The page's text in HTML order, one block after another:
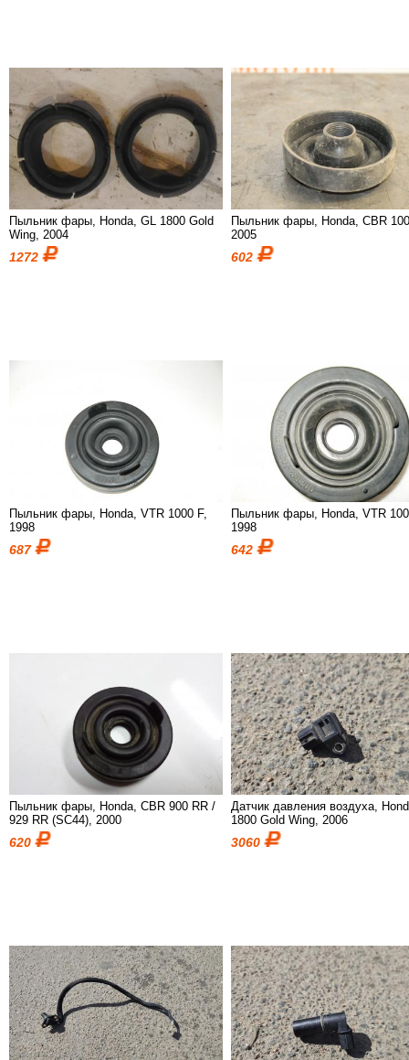
Пыльник фары, Honda, GL 1800 Gold
Wing, 2004
1272
Пыльник фары, Honda, CBR
2005
602
Пыльник фары, Honda, VTR 1000 F,
1998
687
Пыльник фары, Honda, VTR
1998
642
Пыльник фары, Honda, CBR 900 RR /
929 RR (SC44), 2000
620
Датчик давления воздуха,
1800 Gold Wing, 2006
3060